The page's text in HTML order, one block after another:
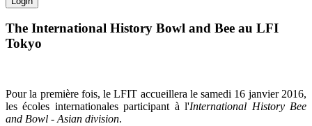
The International History Bowl and Bee au LFI
Tokyo
Pour la première fois, le LFIT accueillera le samedi 16 janvier 2016,
les écoles internationales participant à l'International History Bee
and Bowl - Asian division.